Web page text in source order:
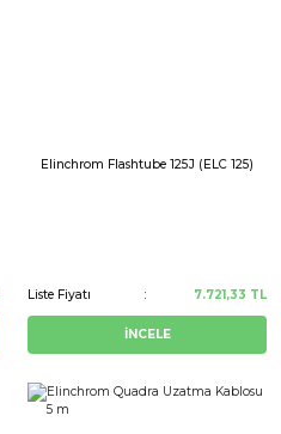
Elinchrom Flashtube 125J (ELC 125)
Liste Fiyatı 7.721,33 TL
İNCELE